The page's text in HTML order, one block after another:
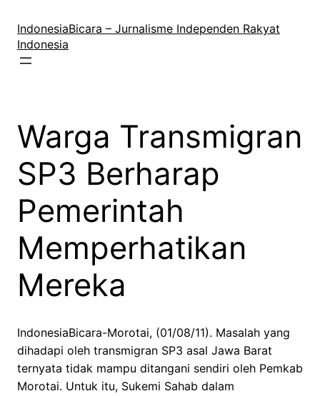
konten
IndonesiaBicara – Jurnalisme Independen Rakyat
Indonesia
Warga Transmigran
SP3 Berharap
Pemerintah
Memperhatikan
Mereka
IndonesiaBicara-Morotai, (01/08/11). Masalah yang
dihadapi oleh transmigran SP3 asal Jawa Barat
ternyata tidak mampu ditangani sendiri oleh Pemkab
Morotai. Untuk itu, Sukemi Sahab dalam